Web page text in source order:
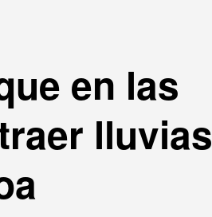
en las
lluvias